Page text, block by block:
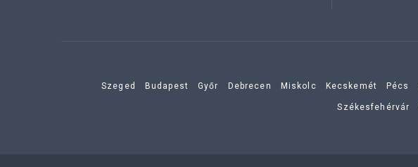
Szeged Budapest Győr Debrecen Miskolc Kecskemét Pécs
Székesfehérvár